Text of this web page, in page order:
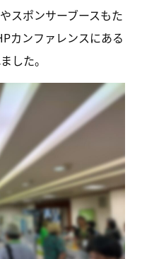
スポンサーブースもた
カンファレンスにある
した。